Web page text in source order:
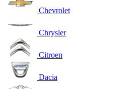
Chevrolet
Chrysler
Citroen
Dacia